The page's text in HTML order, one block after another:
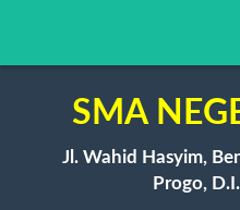
SMA
Jl. Wahid Hasyim,
Progo,